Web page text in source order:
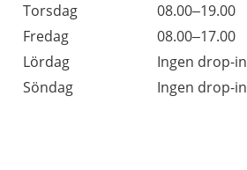
Torsdag
08.00–19.00
Fredag
08.00–17.00
Lördag
Ingen drop-in
Söndag
Ingen drop-in